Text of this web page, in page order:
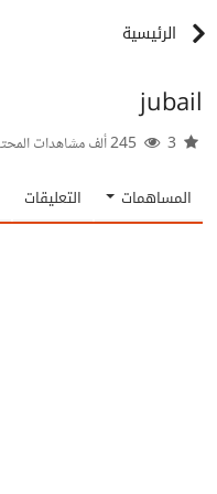
الرئيسية
jubail
المساهمات التعليقات